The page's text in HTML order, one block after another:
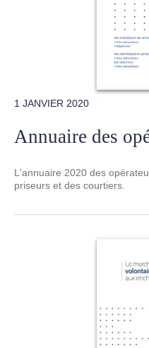
1 JANVIER 2020
Annuaire des
L'annuaire 2020 des
priseurs et des courtiers.